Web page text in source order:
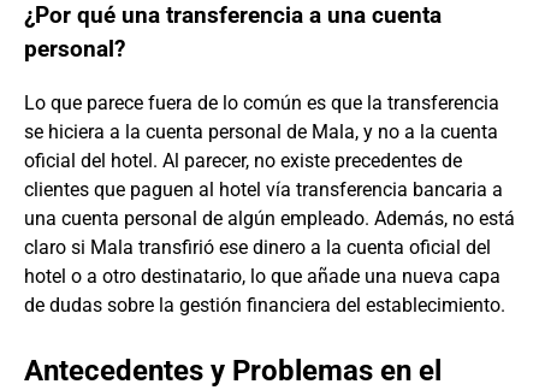
¿Por qué una transferencia a una cuenta
personal?
Lo que parece fuera de lo común es que la transferencia
se hiciera a la cuenta personal de Mala, y no a la cuenta
oficial del hotel. Al parecer, no existe precedentes de
clientes que paguen al hotel vía transferencia bancaria a
una cuenta personal de algún empleado. Además, no está
claro si Mala transfirió ese dinero a la cuenta oficial del
hotel o a otro destinatario, lo que añade una nueva capa
de dudas sobre la gestión financiera del establecimiento.
Antecedentes y Problemas en el